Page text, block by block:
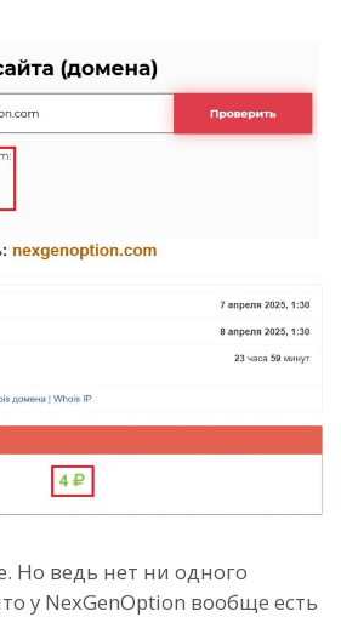
Но ведь нет ни одного
у NexGenOption вообще есть